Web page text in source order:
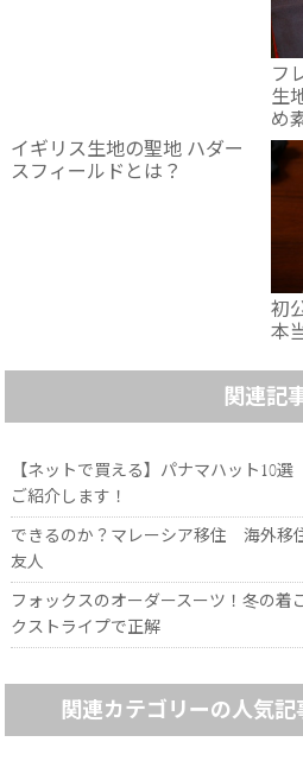
フ
生
め
イギリス生地の聖地 ハダー
スフィールドとは？
初
本
関連記
【ネットで買える】パナマハット10
ご紹介します！
できるのか？マレーシア移住 海外移
友人
フォックスのオーダースーツ！冬の着
クストライプで正解
関連カテゴリーの人気記